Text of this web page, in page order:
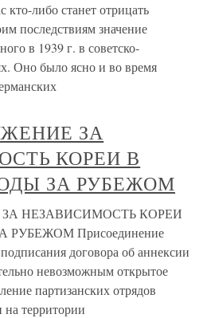
кто-либо станет отрицать
последствиям значение
в 1939 г. в советско-
Оно было ясно и во время
ЗА
КОРЕИ В
ЗА РУБЕЖОМ
ЗА НЕЗАВИСИМОСТЬ КОРЕИ
РУБЕЖОМ Присоединение
договора об аннексии
невозможным открытое
партизанских отрядов
территории